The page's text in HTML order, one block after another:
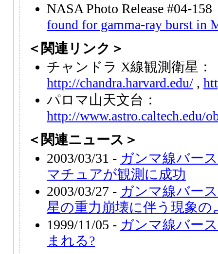
NASA Photo Release #04-
found for gamma-ray burst in
＜関連リンク＞
チャンドラ X線観測衛星：
http://chandra.harvard.edu/ ,
パロマ山天文台：
http://www.astro.caltech.edu/
＜関連ニュース＞
2003/03/31 - ガンマ線バー
マチュアが観測に成功
2003/03/27 - ガンマ線バー
星の重力崩壊に伴う現象の
1999/11/05 - ガンマ線バー
まれる?